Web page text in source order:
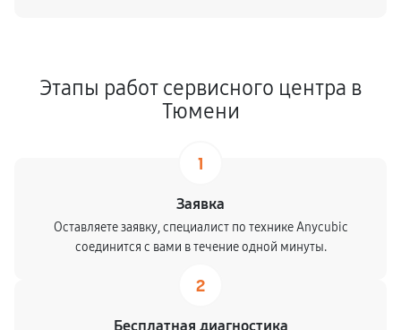
Этапы работ сервисного центра в
Тюмени
1
Заявка
Оставляете заявку, специалист по технике Anycubic
соединится с вами в течение одной минуты.
2
Бесплатная диагностика